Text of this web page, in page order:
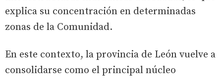
explica su concentración en determinadas
zonas de la Comunidad.
En este contexto, la provincia de León vuelve a
consolidarse como el principal núcleo